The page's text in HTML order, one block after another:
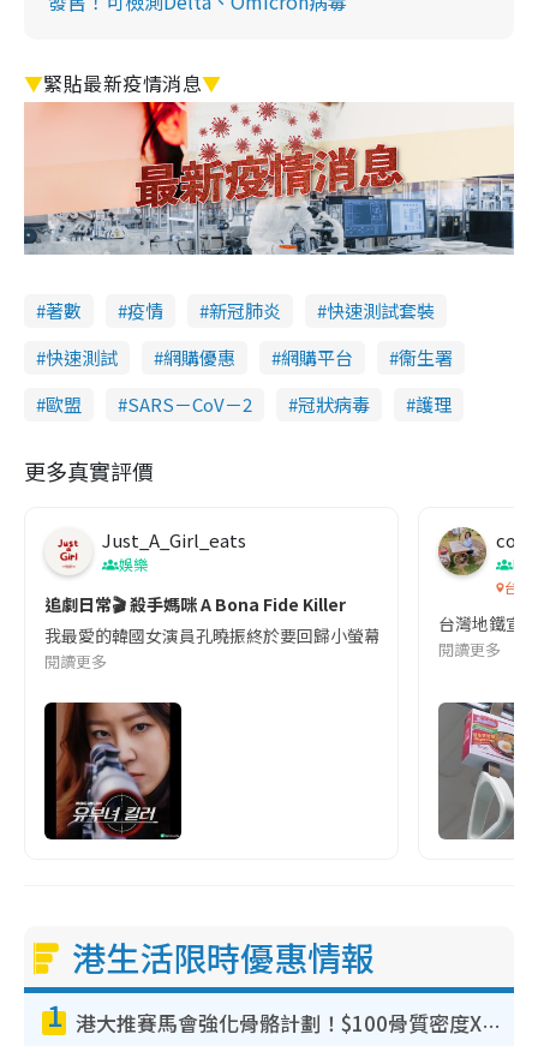
▼緊貼最新疫情消息▼
著數 疫情 新冠肺炎
快速測試套裝
快速測試
網購優惠 網購平台
衞生署
歐盟
SARS－CoV－2 冠狀病毒 護理
更多真實評價
Just_A_Girl_eats
娛樂
追劇日常🎬 殺手媽咪 A Bona Fide Killer
我最愛的韓國女演員孔曉振終於要回歸小螢幕啦!這次的劇本改編
閱讀更多
co
吹
台灣
台灣地鐵宣
閱讀更多
港生活限時優惠情報
1 港大推賽馬會強化骨骼計劃！$100骨質密度X光檢查 完成免費運動訓練送超市禮券！附參加資格